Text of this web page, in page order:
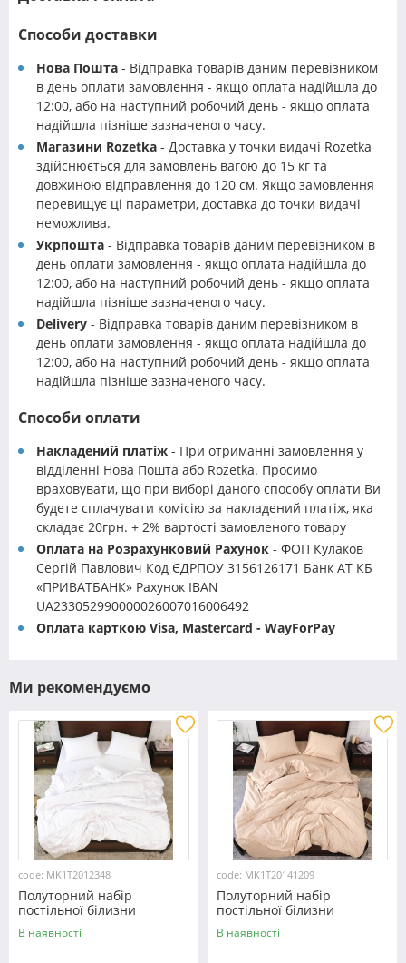
Способи доставки
Нова Пошта - Відправка товарів даним перевізником
в день оплати замовлення - якщо оплата надійшла до
12:00, або на наступний робочий день - якщо оплата
надійшла пізніше зазначеного часу.
Магазини Rozetka - Доставка у точки видачі Rozetka
здійснюється для замовлень вагою до 15 кг та
довжиною відправлення до 120 см. Якщо замовлення
перевищує ці параметри, доставка до точки видачі
неможлива.
Укрпошта - Відправка товарів даним перевізником в
день оплати замовлення - якщо оплата надійшла до
12:00, або на наступний робочий день - якщо оплата
надійшла пізніше зазначеного часу.
Delivery - Відправка товарів даним перевізником в
день оплати замовлення - якщо оплата надійшла до
12:00, або на наступний робочий день - якщо оплата
надійшла пізніше зазначеного часу.
Способи оплати
Накладений платіж - При отриманні замовлення у
відділенні Нова Пошта або Rozetka. Просимо
враховувати, що при виборі даного способу оплати Ви
будете сплачувати комісію за накладений платіж, яка
складає 20грн. + 2% вартості замовленого товару
Оплата на Розрахунковий Рахунок - ФОП Кулаков
Сергій Павлович Код ЄДРПОУ 3156126171 Банк АТ КБ
«ПРИВАТБАНК» Рахунок IBAN
UA233052990000026007016006492
Оплата карткою Visa, Mastercard - WayForPay
Ми рекомендуємо
code: MK1T2012348
Полуторний набір
постільної білизни
150*220 із мікрофібри
№2012348 Черешенка™
В наявності
code: MK1T20141209
Полуторний набір
постільної білизни
150*220 із мікрофібри
№20141209 Черешенка™
В наявності